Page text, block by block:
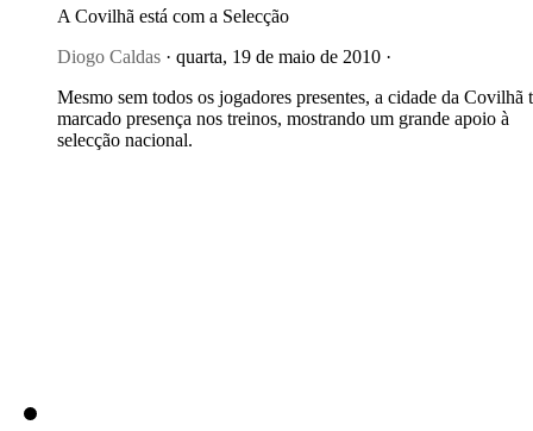
A Covilhã está com a Selecção
Diogo Caldas · quarta, 19 de maio de 2010 ·
Mesmo sem todos os jogadores presentes, a cidade da Covilhã
marcado presença nos treinos, mostrando um grande apoio à
selecção nacional.